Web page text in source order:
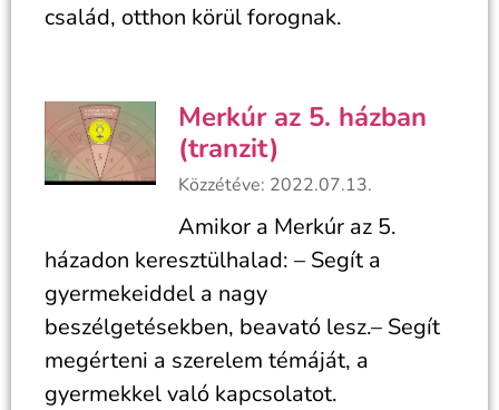
család, otthon körül forognak.
Merkúr az 5. házban
(tranzit)
Közzétéve: 2022.07.13.
Amikor a Merkúr az 5.
házadon keresztülhalad: – Segít a
gyermekeiddel a nagy
beszélgetésekben, beavató lesz.– Segít
megérteni a szerelem témáját, a
gyermekkel való kapcsolatot.